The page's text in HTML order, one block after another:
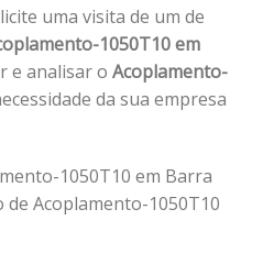
uma visita de um de
1050T10 em
e analisar o Acoplamento-
da sua empresa
1050T10 em Barra
Acoplamento-1050T10